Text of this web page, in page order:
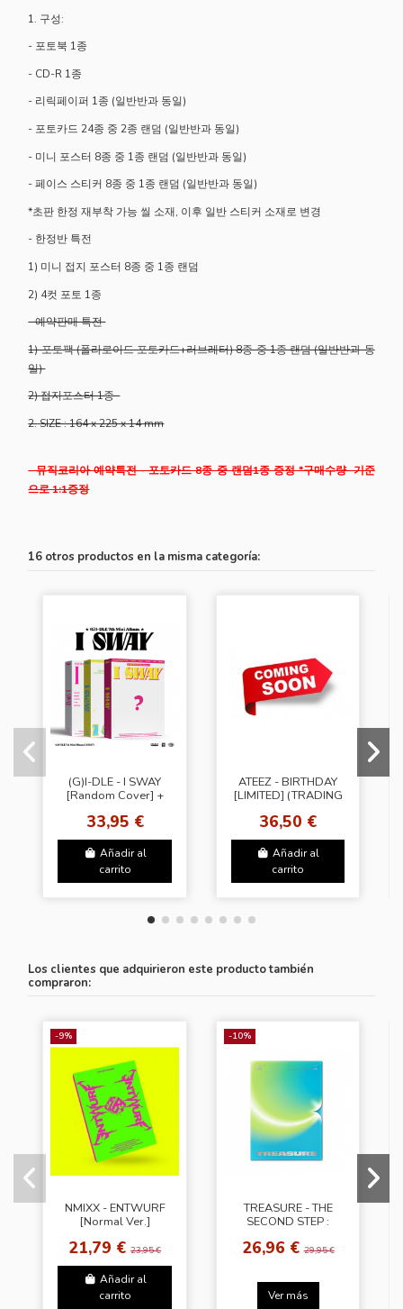
1. 구성:
- 포토북 1종
- CD-R 1종
- 리릭페이퍼 1종 (일반반과 동일)
- 포토카드 24종 중 2종 랜덤 (일반반과 동일)
- 미니 포스터 8종 중 1종 랜덤 (일반반과 동일)
- 페이스 스티커 8종 중 1종 랜덤 (일반반과 동일)
*초판 한정 재부착 가능 씰 소재, 이후 일반 스티커 소재로 변경
- 한정반 특전
1) 미니 접지 포스터 8종 중 1종 랜덤
2) 4컷 포토 1종
- 예약판매 특전
1) 포토팩 (폴라로이드 포토카드+러브레터) 8종 중 1종 랜덤 (일반반과 동
일)
2) 접지포스터 1종
2.SIZE : 164 x 225 x 14 mm
- 뮤직코리아 예약특전 - 포토카드 8종 중 랜덤1종 증정 *구매수량 기준
으로 1:1증정
16 otros productos en la misma categoría:
(G)I-DLE - I SWAY
[Random Cover] +
(SW)
33,95 €
Añadir al
carrito
ATEEZ - BIRTHDAY
[LIMITED] (TRADING
PRESSING)
36,50 €
Añadir al
carrito
Los clientes que adquirieron este producto también
compraron:
-9%
NMIXX - ENTWURF
[Normal Ver.]
21,79 €23,95 €
Añadir al
carrito
-10%
TREASURE - THE
SECOND STEP :
[Photobook ver. -
26,96 €29,95 €
Ver más